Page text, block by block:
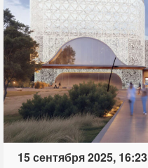
15 сентября 2025, 16:23